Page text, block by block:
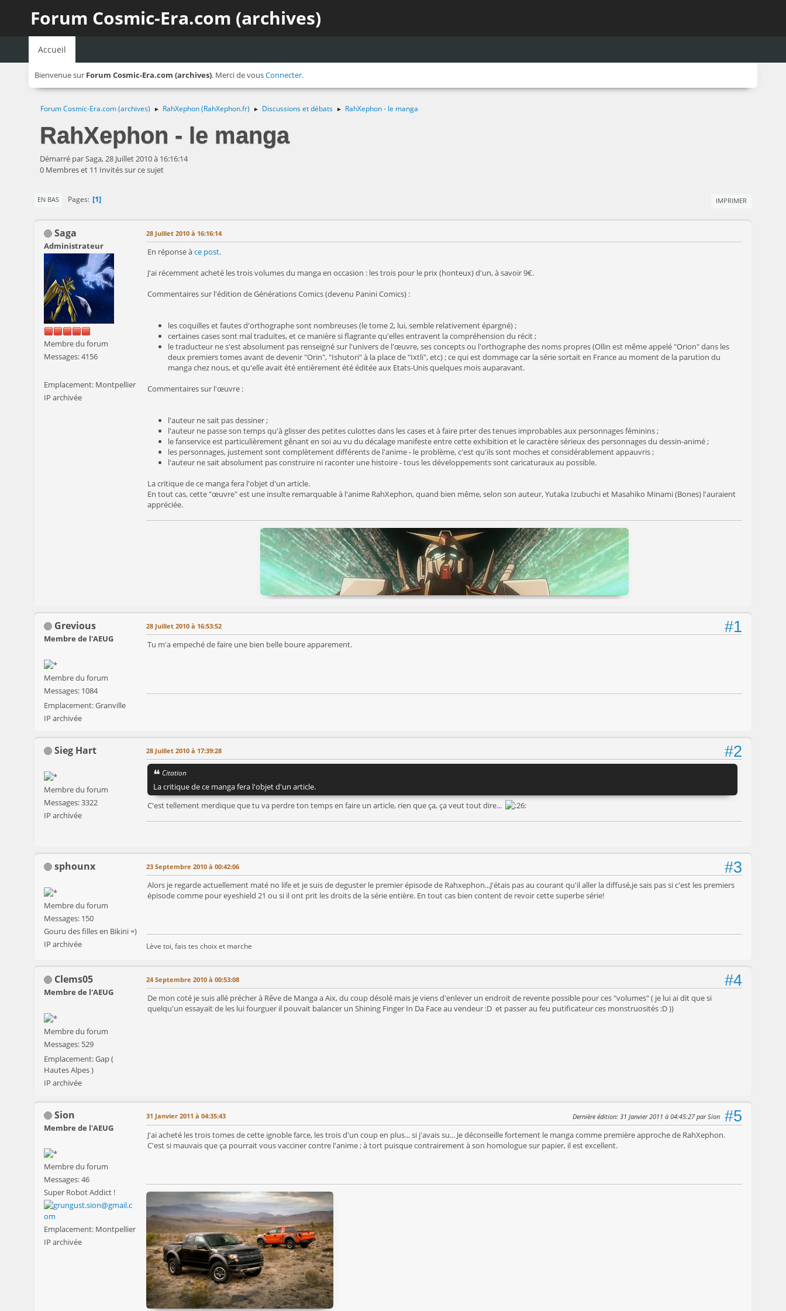
Forum Cosmic-Era.com (archives)
Accueil
Bienvenue sur Forum Cosmic-Era.com (archives). Merci de vousConnecter.
Forum Cosmic-Era.com (archives) ► RahXephon (RahXephon.fr) ► Discussions et débats ► RahXephon - le manga
RahXephon - le manga
Démarré par Saga, 28 Juillet 2010 à 16:16:14
0 Membres et 11 Invités sur ce sujet
IMPRIMER
EN BAS Pages 1
Saga
Administrateur
Membre du forum
Messages: 4156
Emplacement: Montpellier
IP archivée
28 Juillet 2010 à 16:16:14
En réponse àce post.
J'ai récemment acheté les trois volumes du manga en occasion : les trois pour le prix (honteux) d'un, à savoir 9€.
Commentaires sur l'édition de Générations Comics (devenu Panini Comics) :
les coquilles et fautes d'orthographe sont nombreuses (le tome 2, lui, semble relativement épargné) ;
certaines cases sont mal traduites, et ce manière si flagrante qu'elles entravent la compréhension du récit ;
le traducteur ne s'est absolument pas renseigné sur l'univers de l'œuvre, ses concepts ou l'orthographe des noms propres (Ollin est même appelé "Orion" dans les
deux premiers tomes avant de devenir "Orin", "Ishutori" à la place de "Ixtli", etc) ; ce qui est dommage car la série sortait en France au moment de la parution du
manga chez nous, et qu'elle avait été entièrement été éditée aux Etats-Unis quelques mois auparavant.
Commentaires sur l'œuvre :
l'auteur ne sait pas dessiner ;
l'auteur ne passe son temps qu'à glisser des petites culottes dans les cases et à faire prter des tenues improbables aux personnages féminins ;
le fanservice est particulièrement gênant en soi au vu du décalage manifeste entre cette exhibition et le caractère sérieux des personnages du dessin-animé ;
les personnages, justement sont complètement différents de l'anime - le problème, c'est qu'ils sont moches et considérablement appauvris ;
l'auteur ne sait absolument pas construire ni raconter une histoire - tous les développements sont caricaturaux au possible.
La critique de ce manga fera l'objet d'un article.
En tout cas, cette "œuvre" est une insulte remarquable à l'anime RahXephon, quand bien même, selon son auteur, Yutaka Izubuchi et Masahiko Minami (Bones) l'auraient
appréciée.
Grevious
Membre de l'AEUG
Membre du forum
Messages: 1084
Emplacement: Granville
IP archivée
#1
28 Juillet 2010 à 16:53:52
Tu m'a empeché de faire une bien belle boure apparement.
Sieg Hart
Membre du forum
Messages: 3322
IP archivée
#2
28 Juillet 2010 à 17:39:28
Citation
La critique de ce manga fera l'objet d'un article.
C'est tellement merdique que tu va perdre ton temps en faire un article, rien que ça, ça veut tout dire...
sphounx
Membre du forum
Messages: 150
Gouru des filles en Bikini =)
IP archivée
#3
23 Septembre 2010 à 00:42:06
Alors je regarde actuellement maté no life et je suis de deguster le premier épisode de Rahxephon...J'étais pas au courant qu'il aller la diffusé,je sais pas si c'est les premiers
épisode comme pour eyeshield 21 ou si il ont prit les droits de la série entière. En tout cas bien content de revoir cette superbe série!
Lève toi, fais tes choix et marche
Clems05
Membre de l'AEUG
Membre du forum
Messages: 529
Emplacement: Gap (
Hautes Alpes )
IP archivée
#4
24 Septembre 2010 à 00:53:08
De mon coté je suis allé précher à Rêve de Manga a Aix, du coup désolé mais je viens d'enlever un endroit de revente possible pour ces "volumes" ( je lui ai dit que si
quelqu'un essayait de les lui fourguer il pouvait balancer un Shining Finger In Da Face au vendeur :D et passer au feu putificateur ces monstruosités :D ))
Sion
Membre de l'AEUG
Membre du forum
Messages: 46
Super Robot Addict !
Emplacement: Montpellier
IP archivée
#5
31 Janvier 2011 à 04:35:43 Dernière édition: 31 Janvier 2011 à 04:45:27 par Sion
J'ai acheté les trois tomes de cette ignoble farce, les trois d'un coup en plus... si j'avais su... Je déconseille fortement le manga comme première approche de RahXephon.
C'est si mauvais que ça pourrait vous vacciner contre l'anime ; à tort puisque contrairement à son homologue sur papier, il est excellent.